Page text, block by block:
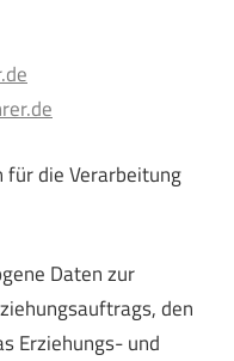
für die Verarbeitung
Daten zur
den
Erziehungs- und